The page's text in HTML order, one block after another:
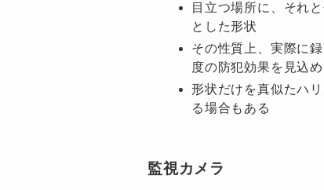
目立つ場所に、それ
とした形状
その性質上、実際に
度の防犯効果を見込め
形状だけを真似たハ
る場合もある
監視カメラ